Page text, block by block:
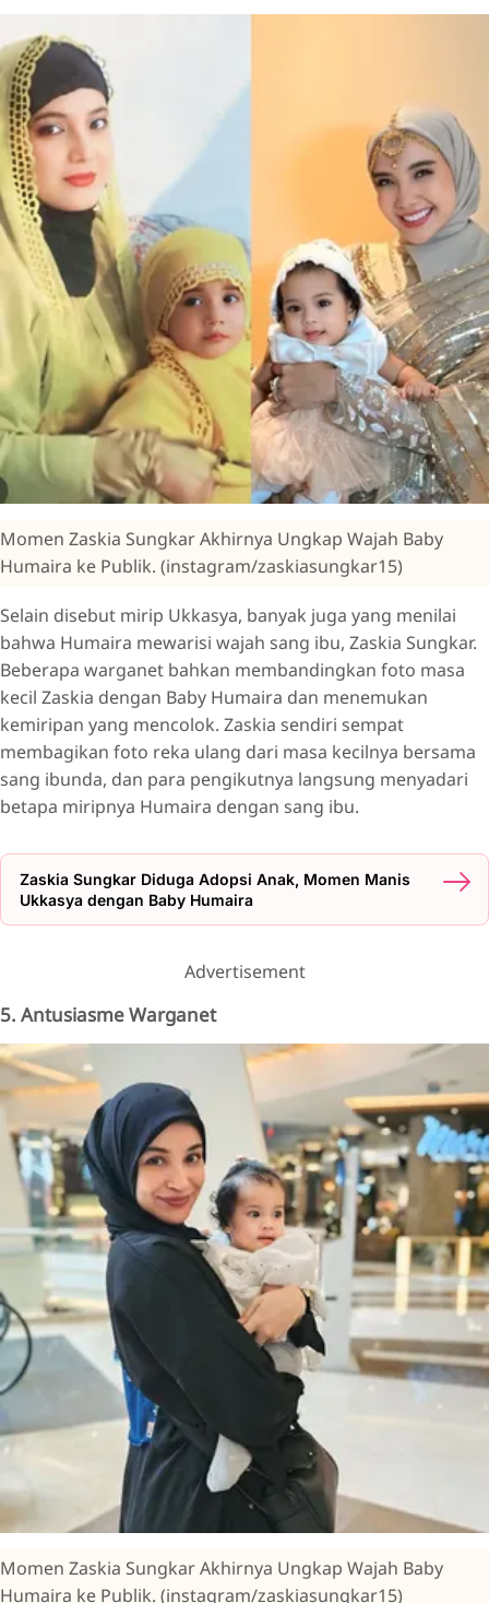
Momen Zaskia Sungkar Akhirnya Ungkap Wajah Baby
Humaira ke Publik. (instagram/zaskiasungkar15)
Selain disebut mirip Ukkasya, banyak juga yang menilai
bahwa Humaira mewarisi wajah sang ibu, Zaskia Sungkar.
Beberapa warganet bahkan membandingkan foto masa
kecil Zaskia dengan Baby Humaira dan menemukan
kemiripan yang mencolok. Zaskia sendiri sempat
membagikan foto reka ulang dari masa kecilnya bersama
sang ibunda, dan para pengikutnya langsung menyadari
betapa miripnya Humaira dengan sang ibu.
Zaskia Sungkar Diduga Adopsi Anak, Momen Manis
Ukkasya dengan Baby Humaira
Advertisement
5. Antusiasme Warganet
Momen Zaskia Sungkar Akhirnya Ungkap Wajah Baby
Humaira ke Publik. (instagram/zaskiasungkar15)